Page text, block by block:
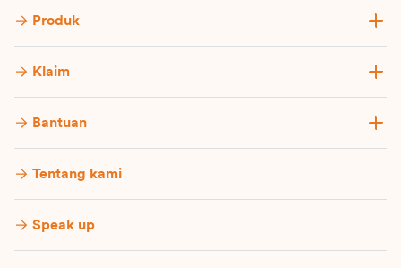
Produk
Klaim
Bantuan
Tentang kami
Speak up